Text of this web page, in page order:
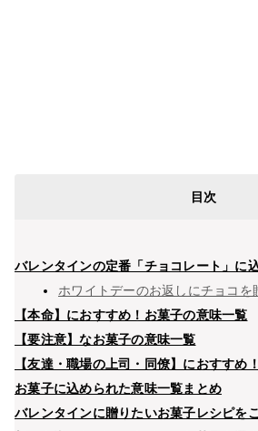
目次
バレンタインの定番「チョコレート」に
ホワイトデーのお返しにチョコを
【本命】におすすめ！お菓子の意味一覧
【要注意】なお菓子の意味一覧
【友達・職場の上司・同僚】におすすめ
お菓子に込められた意味一覧まとめ
バレンタインに贈りたいお菓子レシピを